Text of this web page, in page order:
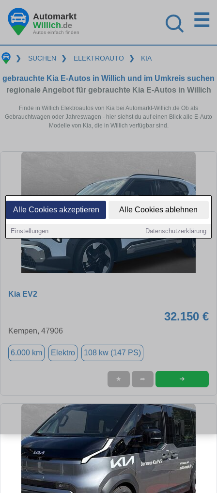
Alle Cookies akzeptieren Alle Cookies ablehnen
Einstellungen Datenschutzerklärung
Automarkt
Willich.de
Autos einfach finden
☰
❯ SUCHEN ❯ ELEKTROAUTO ❯ KIA
gebrauchte Kia E-Autos in Willich und im Umkreis suchen
regionale Angebot für gebrauchte Kia E-Autos in Willich
Finde in Willich Elektroautos von Kia bei Automarkt-Willich.de Ob als
Gebrauchtwagen oder Jahreswagen - hier siehst du auf einen Blick alle E-Auto
Modelle von Kia, die in Willich verfügbar sind.
Kia EV2
32.150 €
Kempen, 47906
6.000 km Elektro 108 kw (147 PS)
★ ➦ ➜